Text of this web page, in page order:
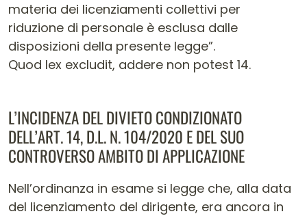
materia dei licenziamenti collettivi per
riduzione di personale è esclusa dalle
disposizioni della presente legge”.
Quod lex excludit, addere non potest 14.
L’INCIDENZA DEL DIVIETO CONDIZIONATO
DELL’ART. 14, D.L. N. 104/2020 E DEL SUO
CONTROVERSO AMBITO DI APPLICAZIONE
Nell’ordinanza in esame si legge che, alla data
del licenziamento del dirigente, era ancora in